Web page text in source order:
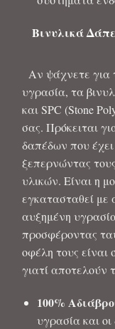
Βινυλικά
Αν ψάχνετε για
υγρασία, τα
και SPC (Stone
σας. Πρόκειται
δαπέδων που
ξεπερνώντας
υλικών. Είναι η
εγκατασταθεί
αυξημένη
προσφέροντας
οφέλη τους είναι
γιατί αποτελούν
100%
υγρασία και